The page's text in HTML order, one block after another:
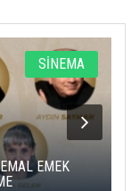
SİNEMA
EMEK